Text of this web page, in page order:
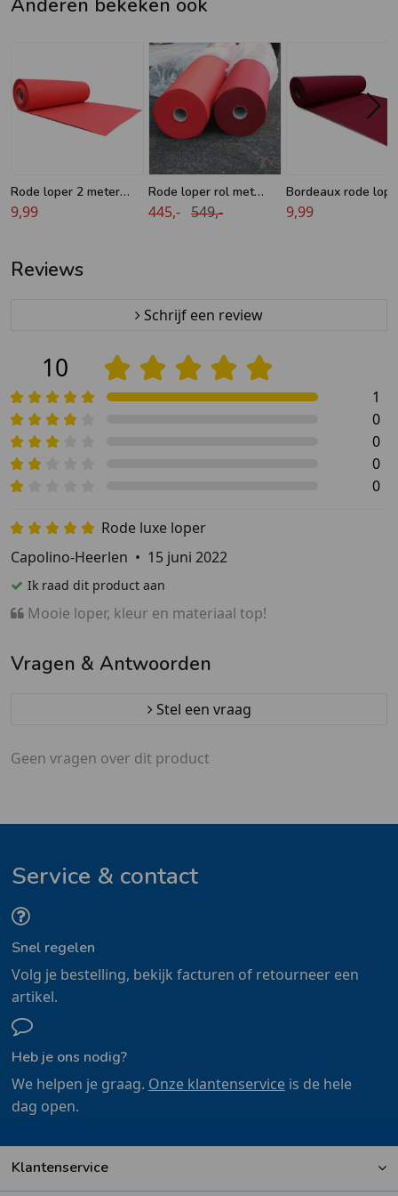
Anderen bekeken ook
Rode loper 2 meter
breed
9,99
Rode loper rol met
folie naaldvilt - 2 meter
445,- 549,-
Bordeaux rode
meter breed
9,99
Reviews
Schrijf een review
10
1
0
0
0
0
Rode luxe loper
Capolino-Heerlen • 15 juni 2022
Ik raad dit product aan
Mooie loper, kleur en materiaal top!
Vragen & Antwoorden
Stel een vraag
Geen vragen over dit product
Service & contact
Snel regelen
Volg je bestelling, bekijk facturen of retourneer een
artikel.
Heb je ons nodig?
We helpen je graag. Onze klantenserviceis de hele
dag open.
Klantenservice